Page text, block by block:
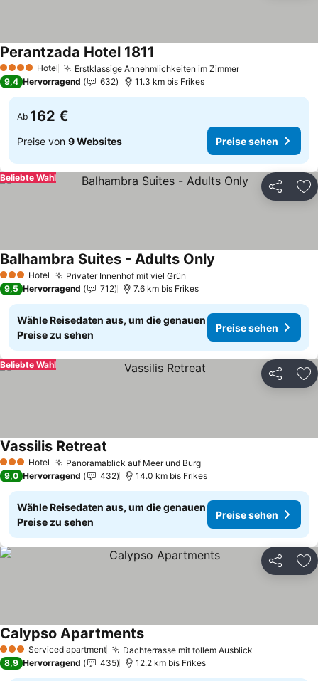
4 Sterne Hotel Erstklassige Annehmlichkeiten im Zimmer
Perantzada Hotel 1811
9,4 Hervorragend 632 11.3 km bis Frikes
Ab 162 €
Preise von 9 Websites Preise sehen
Teilen
Beliebte Wahl
3 SterneHotel Privater Innenhof mit viel Grün
Balhambra Suites - Adults Only
9,5 Hervorragend 712 7.6 km bis Frikes
Wähle Reisedaten aus, um die genauen
Preise zu sehen
Preise sehen
Teilen
Beliebte Wahl
3 SterneHotel Panoramablick auf Meer und Burg
Vassilis Retreat
9,0 Hervorragend 432 14.0 km bis Frikes
Wähle Reisedaten aus, um die genauen
Preise zu sehen
Preise sehen
Teilen
3 SterneServiced apartment Dachterrasse mit tollem Ausblick
Calypso Apartments
8,9 Hervorragend 435 12.2 km bis Frikes